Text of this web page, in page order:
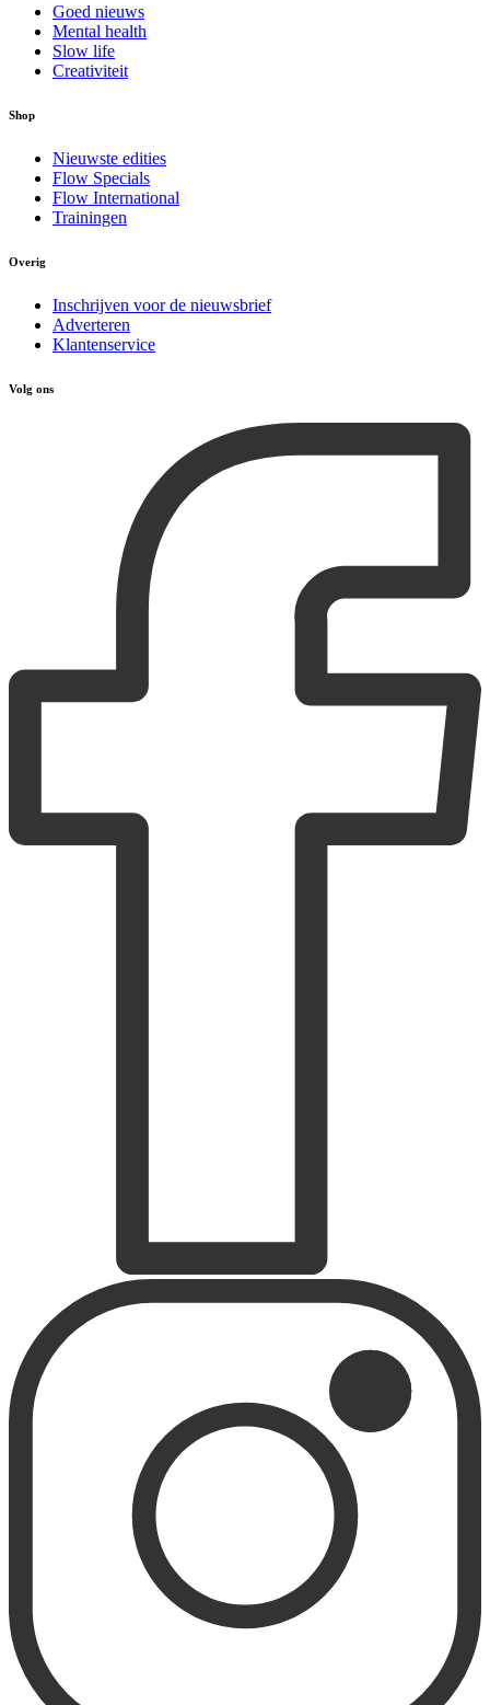
Goed nieuws
Mental health
Slow life
Creativiteit
Shop
Nieuwste edities
Flow Specials
Flow International
Trainingen
Overig
Inschrijven voor de nieuwsbrief
Adverteren
Klantenservice
Volg ons